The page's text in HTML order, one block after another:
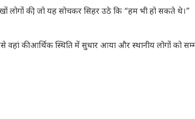
लोगों की, जो यह सोचकर सिहर उठे कि “हम भी हो सकते थे।”
वहां की आर्थिक स्थिति में सुधार आया और स्थानीय लोगों को